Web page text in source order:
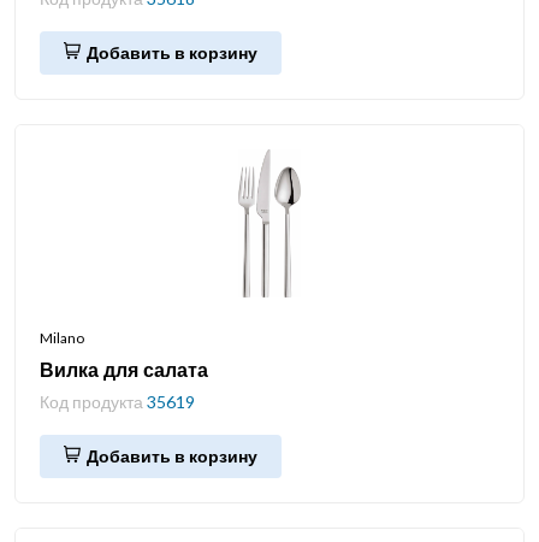
Добавить в корзину
Milano
Вилка для салата
Код продукта 35619
Добавить в корзину